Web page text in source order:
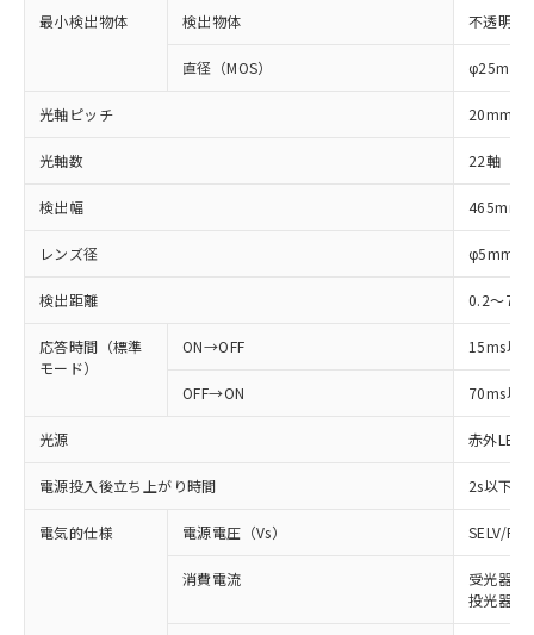
最小検出物体 検出物体 不透明体
直径（MOS） φ25mm
光軸ピッチ 20mm
光軸数 22軸
検出幅 465mm
レンズ径 φ5mm
検出距離 0.2～7m
応答時間（標準
モード）
ON→OFF 15ms以
OFF→ON 70ms以
光源 赤外LED
電源投入後立ち上がり時間 2s以下
電気的仕様 電源電圧（Vs） SELV/
消費電流
受光器:
投光器: